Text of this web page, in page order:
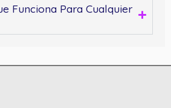
Funciona Para Cualquier